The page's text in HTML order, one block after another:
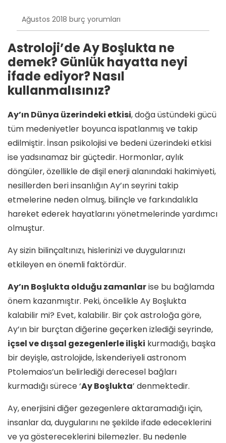
Ağustos 2018 burç yorumları
Astroloji’de Ay Boşlukta ne
demek? Günlük hayatta neyi
ifade ediyor? Nasıl
kullanmalısınız?
Ay’ın Dünya üzerindeki etkisi, doğa üstündeki gücü
tüm medeniyetler boyunca ispatlanmış ve takip
edilmiştir. İnsan psikolojisi ve bedeni üzerindeki etkisi
ise yadsınamaz bir güçtedir. Hormonlar, aylık
döngüler, özellikle de dişil enerji alanındaki hakimiyeti,
nesillerden beri insanlığın Ay’ın seyrini takip
etmelerine neden olmuş, bilinçle ve farkındalıkla
hareket ederek hayatlarını yönetmelerinde yardımcı
olmuştur.
Ay sizin bilinçaltınızı, hislerinizi ve duygularınızı
etkileyen en önemli faktördür.
Ay’ın Boşlukta olduğu zamanlarise bu bağlamda
önem kazanmıştır. Peki, öncelikle Ay Boşlukta
kalabilir mi? Evet, kalabilir. Bir çok astroloğa göre,
Ay’ın bir burçtan diğerine geçerken izlediği seyrinde,
içsel ve dışsal gezegenlerle ilişki kurmadığı, başka
bir deyişle, astrolojide, İskenderiyeli astronom
Ptolemaios’un belirlediği derecesel bağları
kurmadığı sürece ‘Ay Boşlukta’ denmektedir.
Ay, enerjisini diğer gezegenlere aktaramadığı için,
insanlar da, duygularını ne şekilde ifade edeceklerini
ve ya göstereceklerini bilemezler. Bu nedenle